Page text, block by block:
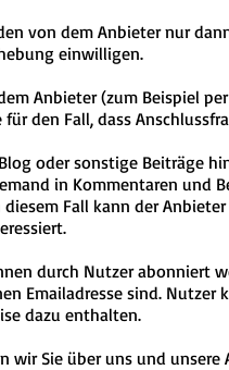
von dem Anbieter nur
einwilligen.
Anbieter (zum Beispiel
den Fall, dass
oder sonstige Beiträge
in Kommentaren
Fall kann der
durch Nutzer abonniert
Emailadresse sind.
dazu enthalten.
wir Sie über uns und unsere